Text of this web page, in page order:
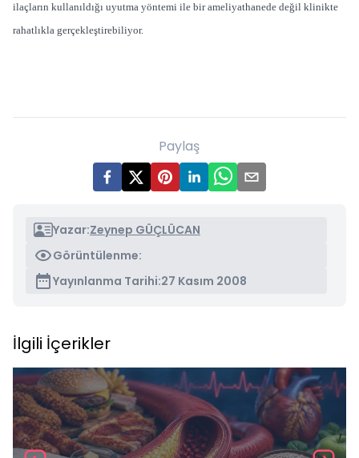
ilaçların kullanıldığı uyutma yöntemi ile bir ameliyathanede değil klinikte
rahatlıkla gerçekleştirebiliyor.
Paylaş
Yazar:Zeynep GÜÇLÜCAN
Görüntülenme:
Yayınlanma Tarihi:27 Kasım 2008
İlgili İçerikler